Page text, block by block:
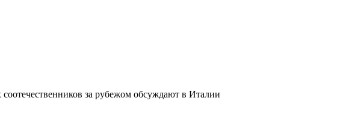
за рубежом обсуждают в Италии